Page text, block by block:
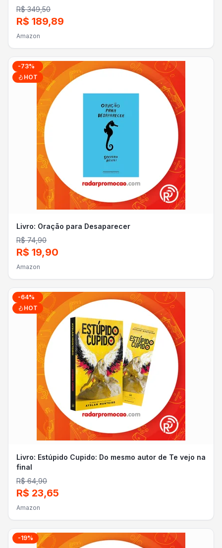
R$ 349,50
R$ 189,89
Amazon
-73%
HOT
Livro: Oração para Desaparecer
R$ 74,90
R$ 19,90
Amazon
-64%
HOT
Livro: Estúpido Cupido: Do mesmo autor de Te vejo na
final
R$ 64,90
R$ 23,65
Amazon
-19%